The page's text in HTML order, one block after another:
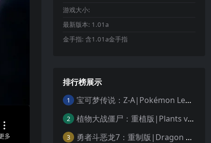
游戏大小:
最新版本: 1.01a
金手指: 含1.01a金手指
排行榜展示
1 宝可梦传说：Z-A|Pokémon Legends: Z-A中文
2 植物大战僵尸：重植版|Plants vs. Zombies: Replanted中文
3 勇者斗恶龙7：重制版|Dragon Quest VII Reimagined中文